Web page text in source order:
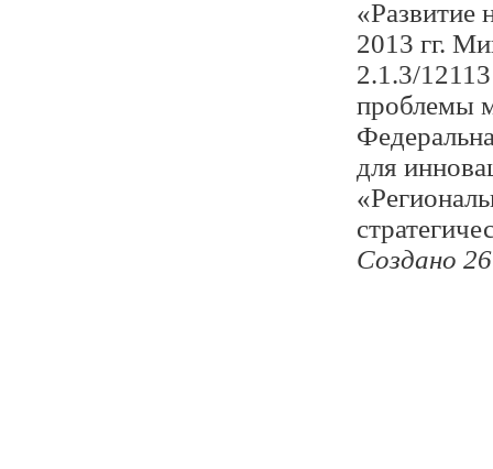
«Развитие
2013 гг.
2.1.3/
проблемы
для
Создано